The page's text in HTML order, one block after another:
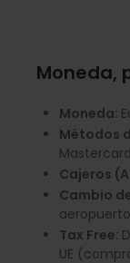
Moneda,
Moneda:
Métodos
Cajeros
Cambio
Tax Free:
UE